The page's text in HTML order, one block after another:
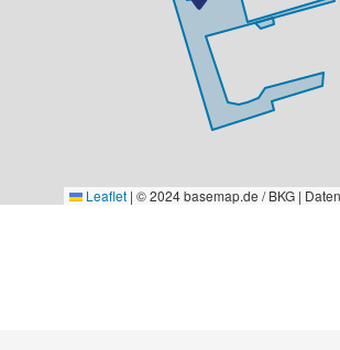
Leaflet | © 2024 basemap.de / BKG |